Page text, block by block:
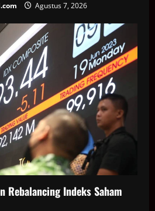
Agustus 7, 2026
Rebalancing Indeks Saham